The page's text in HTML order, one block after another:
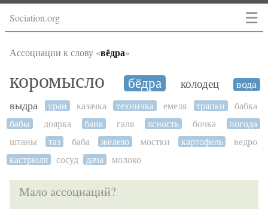
☰
Sociation.org
Ассоциации к слову «вёдра»
коромысло бёдра колодец
вода
выдра
уран казачка техничка емеля тряпки
бабка
бабы
доярка баня галя ясность бочка
погода
штаны
таз баба железо мостки картофель
ведро
кастрюля
сосуд дача молоко
Мало ассоциаций?